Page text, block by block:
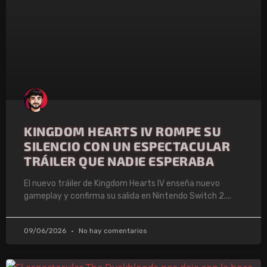
KINGDOM HEARTS IV ROMPE SU
SILENCIO CON UN ESPECTACULAR
TRÁILER QUE NADIE ESPERABA
El nuevo tráiler de Kingdom Hearts IV enseña nuevo
gameplay y confirma su salida en Nintendo Switch 2.
09/06/2026 No hay comentarios